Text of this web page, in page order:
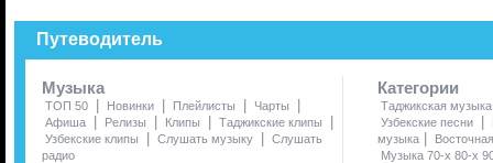
Путеводитель
Музыка
ТОП 50 | Новинки | Плейлисты | Чарты |
Афиша | Релизы | Клипы | Таджикские клипы |
Узбекские клипы | Слушать музыку | Слушать
радио
Категории
Таджикская музыка
Узбекские песни
|
музыка |
Музыка 70-х 80-х